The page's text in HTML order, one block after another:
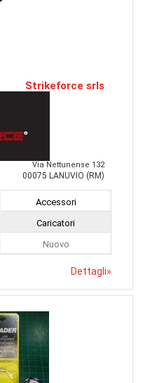
Strikeforce srls
Via Nettunense 132
00075 LANUVIO (RM)
Accessori
Caricatori
Nuovo
Dettagli»